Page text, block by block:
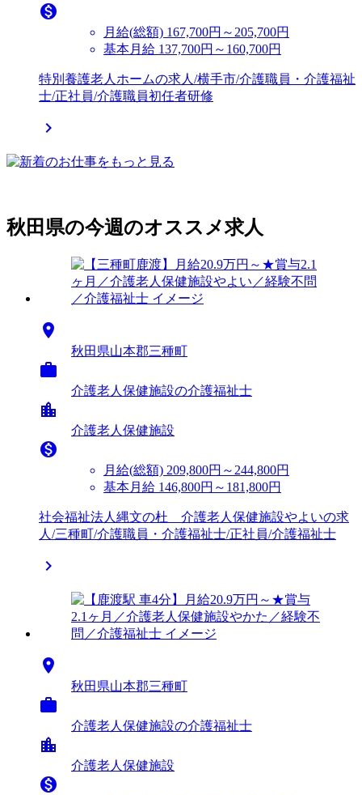

月給(総額) 167,700円～205,700円
基本月給 137,700円～160,700円
特別養護老人ホームの求人/横手市/介護職員・介護福祉
士/正社員/介護職員初任者研修

秋田県の今週のオススメ求人

秋田県山本郡三種町

介護老人保健施設の介護福祉士
location_city
介護老人保健施設

月給(総額) 209,800円～244,800円
基本月給 146,800円～181,800円
社会福祉法人縄文の杜 介護老人保健施設やよいの求
人/三種町/介護職員・介護福祉士/正社員/介護福祉士


秋田県山本郡三種町

介護老人保健施設の介護福祉士
location_city
介護老人保健施設
